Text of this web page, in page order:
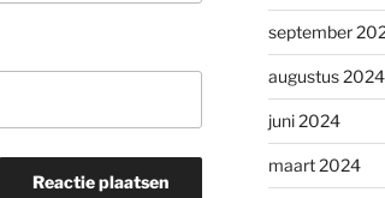
september
augustus 2024
juni 2024
maart 2024